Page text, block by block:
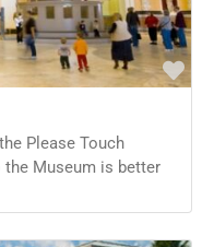
Please Touch
the Museum is better